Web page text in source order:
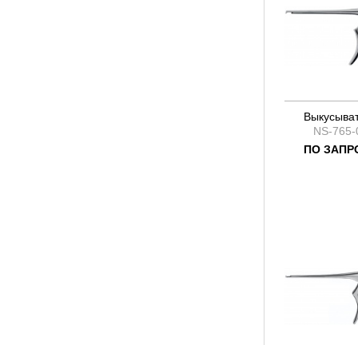
NS-765-
ПО